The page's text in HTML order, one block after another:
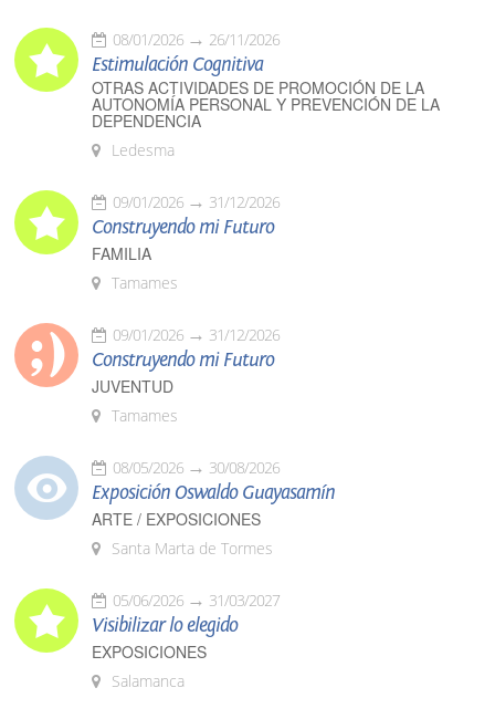
08/01/2026 26/11/2026
Estimulación Cognitiva
OTRAS ACTIVIDADES DE PROMOCIÓN DE LA
AUTONOMÍA PERSONAL Y PREVENCIÓN DE LA
DEPENDENCIA
Ledesma
09/01/2026 31/12/2026
Construyendo mi Futuro
FAMILIA
Tamames
09/01/2026 31/12/2026
Construyendo mi Futuro
JUVENTUD
Tamames
08/05/2026 30/08/2026
Exposición Oswaldo Guayasamín
ARTE / EXPOSICIONES
Santa Marta de Tormes
05/06/2026 31/03/2027
Visibilizar lo elegido
EXPOSICIONES
Salamanca